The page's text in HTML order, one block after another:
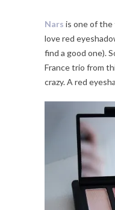
Nars is one of the
love red
find a good one).
France trio from
crazy. A red